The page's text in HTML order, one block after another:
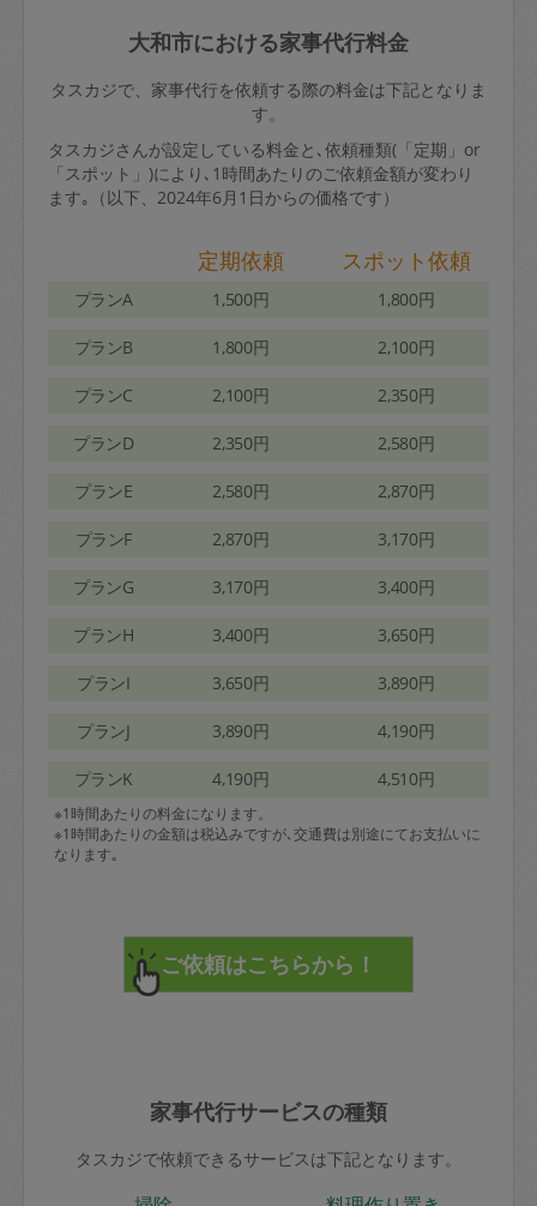
大和市における家事代行料金
タスカジで、家事代行を依頼する際の料金は下記となりま
す。
タスカジさんが設定している料金と､依頼種類(「定期」or
「スポット」)により､1時間あたりのご依頼金額が変わり
ます｡（以下、2024年6月1日からの価格です）
定期依頼 スポット依頼
プランA 1,500円 1,800円
プランB 1,800円 2,100円
プランC 2,100円 2,350円
プランD 2,350円 2,580円
プランE 2,580円 2,870円
プランF 2,870円 3,170円
プランG 3,170円 3,400円
プランH 3,400円 3,650円
プランI 3,650円 3,890円
プランJ 3,890円 4,190円
プランK 4,190円 4,510円
※1時間あたりの料金になります。
※1時間あたりの金額は税込みですが､交通費は別途にてお支払いに
なります｡
家事代行サービスの種類
タスカジで依頼できるサービスは下記となります。